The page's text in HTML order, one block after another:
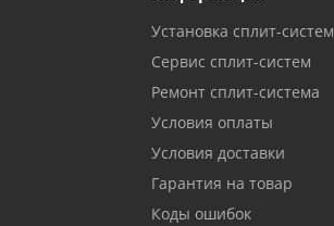
Установка сплит-систем
Сервис сплит-систем
Ремонт сплит-система
Условия оплаты
Условия доставки
Гарантия на товар
Коды ошибок